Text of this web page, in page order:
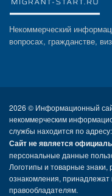
Некоммерческий
вопросах, гражданстве,
2026 © Информационный
некоммерческим
службы находится по адресу:
Сайт не является
персональные данные
Логотипы и товарные
ознакомления,
правообладателям.